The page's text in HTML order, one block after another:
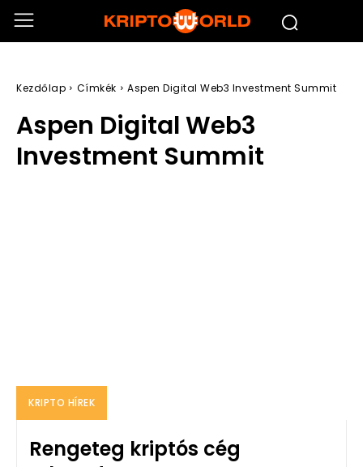
Kezdőlap Címkék Aspen Digital Web3 Investment Summit
Aspen Digital Web3
Investment Summit
KRIPTO HÍREK
Rengeteg kriptós cég